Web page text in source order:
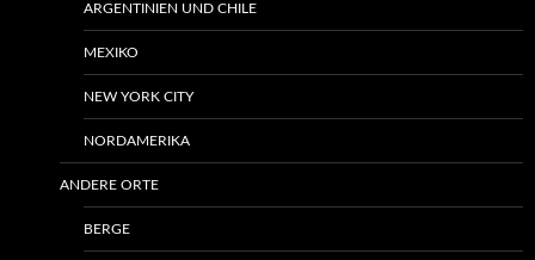
ARGENTINIEN UND CHILE
MEXIKO
NEW YORK CITY
NORDAMERIKA
ANDERE ORTE
BERGE